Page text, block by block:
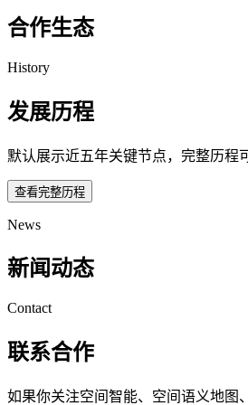
合作生态
History
发展历程
默认展示近五年关键节点，完整历程
查看完整历程
News
新闻动态
Contact
联系合作
如果你关注空间智能、空间语义地图